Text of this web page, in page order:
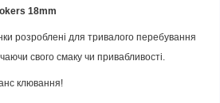
18mm
розроблені для тривалого перебування
свого смаку чи привабливості.
клювання!